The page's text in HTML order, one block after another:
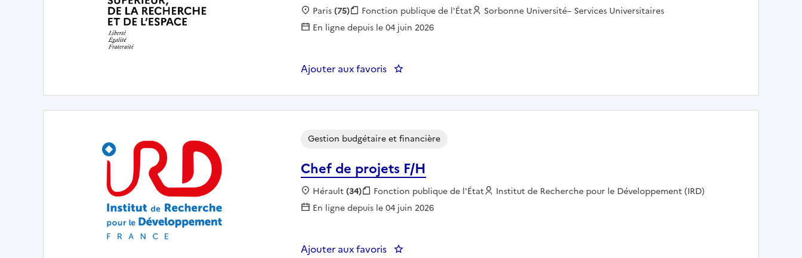
Localisation :
Paris(75) Fonction publique :
Fonction publique de l'État Employeur :
Sorbonne Université– Services Universitaires
En ligne depuis le 04 juin 2026
Ajouter aux favoris : Responsable du Pôle France – Gestion Financière des Contrats F/H (réf. 2026-1332)
Chef de projets F/H
Gestion budgétaire et financière
Localisation :
Hérault(34) Fonction publique :
Fonction publique de l'État Employeur :
Institut de Recherche pour le Développement (IRD)
En ligne depuis le 04 juin 2026
Ajouter aux favoris : Chef de projets F/H